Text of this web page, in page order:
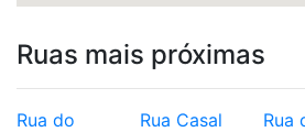
Ruas mais próximas
Rua do
Rua Casal
Rua